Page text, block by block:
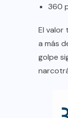
360
El valor
a más
golpe